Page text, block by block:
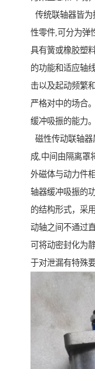
传统联轴器皆
性零件,可分为弹
具有簧或橡胶塑
的功能和适应轴
击以及起动频繁
严格对中的场合
缓冲吸振的能力。
磁性传动联轴器
成,中间由隔离罩
外磁体与动力件
轴器缓冲吸振的
的结构形式，采
动轴之间不通过
可将动密封化为
于对泄漏有特殊